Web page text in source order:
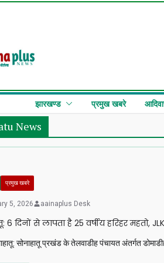
झारखण्ड प्रमुख खबरे
News
प्रमुख खबरे
5, 2026 aainaplus Desk
6 दिनों से लापता है 25 वर्षीय हरिहर महतो,
सोनाहातू प्रखंड के तेलवाडीह पंचायत अंतर्गत